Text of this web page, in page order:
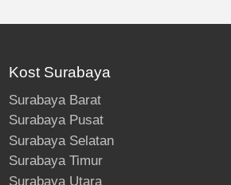
Kost Surabaya
Surabaya Barat
Surabaya Pusat
Surabaya Selatan
Surabaya Timur
Surabaya Utara